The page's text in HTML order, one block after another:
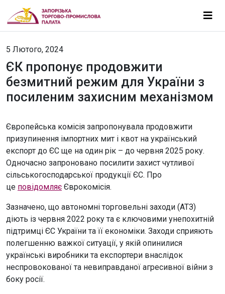
5 Лютого, 2024
ЄК пропонує продовжити
безмитний режим для України з
посиленим захисним механізмом
Європейська комісія запропонувала продовжити
призупинення імпортних мит і квот на український
експорт до ЄС ще на один рік – до червня 2025 року.
Одночасно запроновано посилити захист чутливої
сільськогосподарської продукції ЄС. Про
це повідомляє Єврокомісія.
Зазначено, що автономні торговельні заходи (АТЗ)
діють із червня 2022 року та є ключовими унепохитній
підтримці ЄС України та її економіки. Заходи сприяють
полегшенню важкої ситуації, у якій опинилися
українські виробники та експортери внаслідок
неспровокованої та невиправданої агресивної війни з
боку росії.